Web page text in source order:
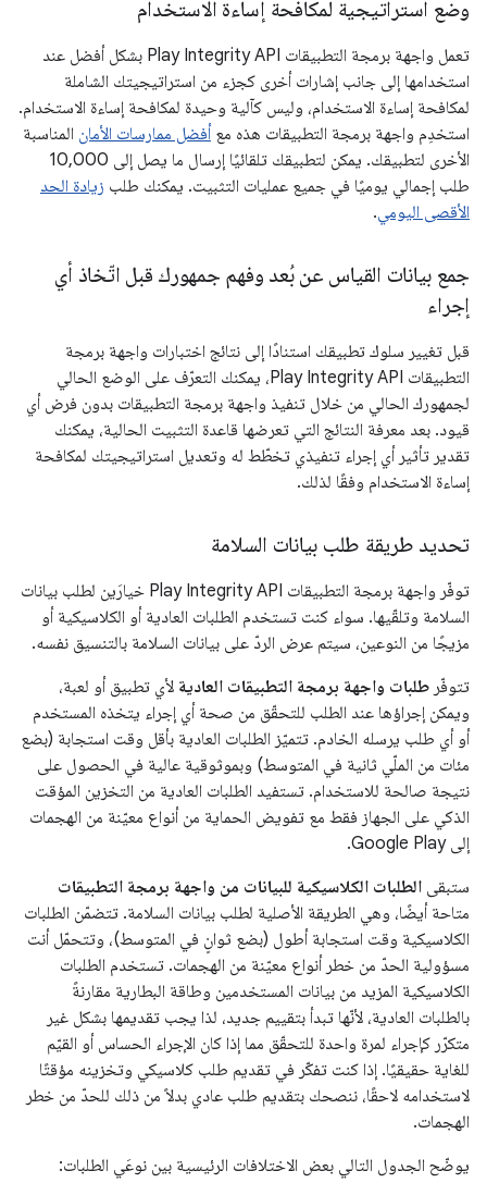
وضع استراتيجية لمكافحة إساءة الاستخدام
تعمل واجهة برمجة التطبيقات Play Integrity API بشكل أفضل عند
استخدامها إلى جانب إشارات أخرى كجزء من استراتيجيتك الشاملة
لمكافحة إساءة الاستخدام، وليس كآلية وحيدة لمكافحة إساءة الاستخدام.
استخدِم واجهة برمجة التطبيقات هذه مع أفضل ممارسات الأمان المناسبة
الأخرى لتطبيقك. يمكن لتطبيقك تلقائيًا إرسال ما يصل إلى 10,000
طلب إجمالي يوميًا في جميع عمليات التثبيت. يمكنك طلب زيادة الحد
الأقصى اليومي.
جمع بيانات القياس عن بُعد وفهم جمهورك قبل اتّخاذ أي
إجراء
قبل تغيير سلوك تطبيقك استنادًا إلى نتائج اختبارات واجهة برمجة
التطبيقات Play Integrity API، يمكنك التعرّف على الوضع الحالي
لجمهورك الحالي من خلال تنفيذ واجهة برمجة التطبيقات بدون فرض أي
قيود. بعد معرفة النتائج التي تعرضها قاعدة التثبيت الحالية، يمكنك
تقدير تأثير أي إجراء تنفيذي تخطّط له وتعديل استراتيجيتك لمكافحة
إساءة الاستخدام وفقًا لذلك.
تحديد طريقة طلب بيانات السلامة
توفّر واجهة برمجة التطبيقات Play Integrity API خيارَين لطلب بيانات
السلامة وتلقّيها. سواء كنت تستخدم الطلبات العادية أو الكلاسيكية أو
مزيجًا من النوعين، سيتم عرض الردّ على بيانات السلامة بالتنسيق نفسه.
تتوفّر طلبات واجهة برمجة التطبيقات العادية لأي تطبيق أو لعبة،
ويمكن إجراؤها عند الطلب للتحقّق من صحة أي إجراء يتخذه المستخدم
أو أي طلب يرسله الخادم. تتميّز الطلبات العادية بأقل وقت استجابة (بضع
مئات من الملّي ثانية في المتوسط) وبموثوقية عالية في الحصول على
نتيجة صالحة للاستخدام. تستفيد الطلبات العادية من التخزين المؤقت
الذكي على الجهاز فقط مع تفويض الحماية من أنواع معيّنة من الهجمات
إلى Google Play.
ستبقى الطلبات الكلاسيكية للبيانات من واجهة برمجة التطبيقات
متاحة أيضًا، وهي الطريقة الأصلية لطلب بيانات السلامة. تتضمّن الطلبات
الكلاسيكية وقت استجابة أطول (بضع ثوانٍ في المتوسط)، وتتحمّل أنت
مسؤولية الحدّ من خطر أنواع معيّنة من الهجمات. تستخدم الطلبات
الكلاسيكية المزيد من بيانات المستخدمين وطاقة البطارية مقارنةً
بالطلبات العادية، لأنّها تبدأ بتقييم جديد، لذا يجب تقديمها بشكل غير
متكرّر كإجراء لمرة واحدة للتحقّق مما إذا كان الإجراء الحساس أو القيّم
للغاية حقيقيًا. إذا كنت تفكّر في تقديم طلب كلاسيكي وتخزينه مؤقتًا
لاستخدامه لاحقًا، ننصحك بتقديم طلب عادي بدلاً من ذلك للحدّ من خطر
الهجمات.
يوضّح الجدول التالي بعض الاختلافات الرئيسية بين نوعَي الطلبات: